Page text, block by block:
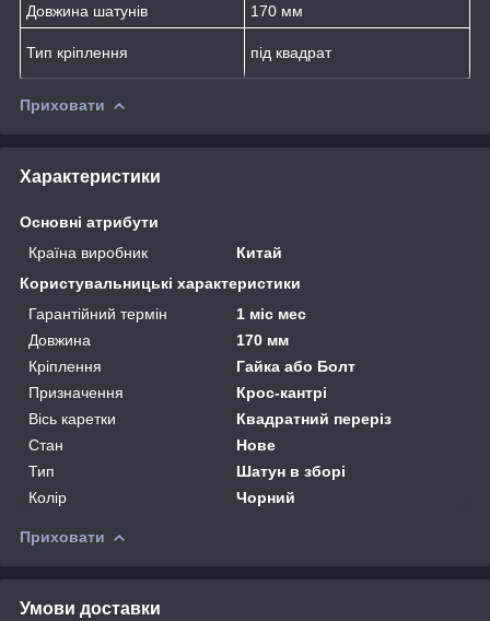
Довжина шатунів
170 мм
Тип кріплення під квадрат
Приховати
Характеристики
Основні атрибути
Країна виробник
Китай
Користувальницькі характеристики
Гарантійний термін
1 міс мес
Довжина
170 мм
Кріплення
Гайка або Болт
Призначення
Крос-кантрі
Вісь каретки
Квадратний переріз
Стан
Нове
Тип
Шатун в зборі
Колір
Чорний
Приховати
Умови доставки